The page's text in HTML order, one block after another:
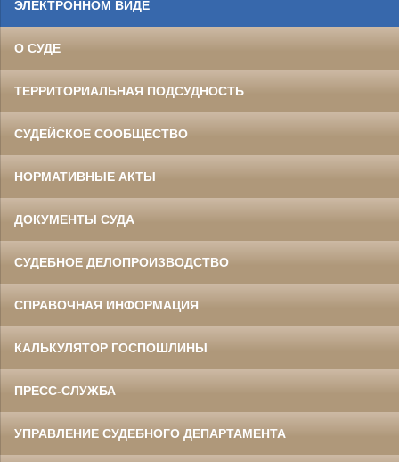
ЭЛЕКТРОННОМ ВИДЕ
О СУДЕ
ТЕРРИТОРИАЛЬНАЯ ПОДСУДНОСТЬ
СУДЕЙСКОЕ СООБЩЕСТВО
НОРМАТИВНЫЕ АКТЫ
ДОКУМЕНТЫ СУДА
СУДЕБНОЕ ДЕЛОПРОИЗВОДСТВО
СПРАВОЧНАЯ ИНФОРМАЦИЯ
КАЛЬКУЛЯТОР ГОСПОШЛИНЫ
ПРЕСС-СЛУЖБА
УПРАВЛЕНИЕ СУДЕБНОГО ДЕПАРТАМЕНТА